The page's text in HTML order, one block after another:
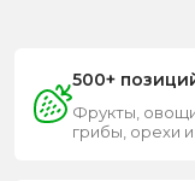
500+
Фрукты,
грибы, орехи